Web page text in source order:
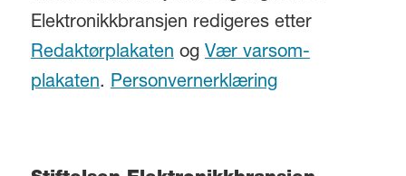
Elektronikkbransjen redigeres etter
Redaktørplakatenog Vær varsom-
plakaten. Personvernerklæring